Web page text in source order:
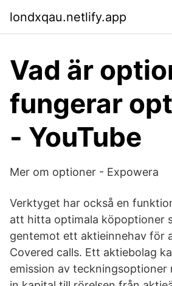
londxqau.netlify.app
Vad är
fungerar
- YouTube
Mer om optioner - Expowera
Verktyget har också en
att hitta optimala köpoptioner
gentemot ett aktieinnehav för
Covered calls. Ett aktiebolag
emission av